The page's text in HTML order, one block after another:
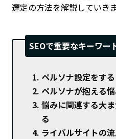
選定の方法を解説していきま
SEOで重要なキーワー
ペルソナ設定をする
ペルソナが抱える
悩みに関連する大
る
ライバルサイトの